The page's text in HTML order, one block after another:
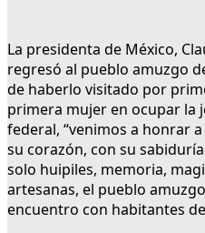
La presidenta de México,
regresó al pueblo amuzgo
de haberlo visitado por
primera mujer en ocupar la
federal, “venimos a honrar
su corazón, con su
solo huipiles, memoria,
artesanas, el pueblo
encuentro con habitantes